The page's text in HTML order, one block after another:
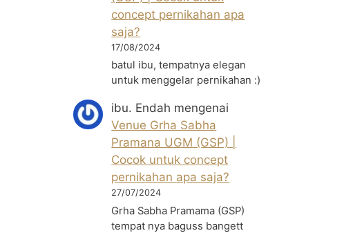
concept pernikahan apa
saja?
17/08/2024
batul ibu, tempatnya elegan
untuk menggelar pernikahan :)
ibu. Endah mengenai
Venue Grha Sabha
Pramana UGM (GSP) |
Cocok untuk concept
pernikahan apa saja?
27/07/2024
Grha Sabha Pramama (GSP)
tempat nya baguss bangett